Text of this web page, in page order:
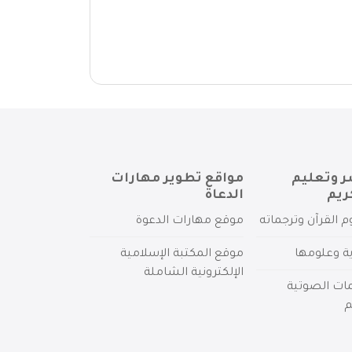
وتعليم
القرآن وترجماته
وعلومها
الصوتية
مواقع تطوير مهارات
الدعاة
موقع مهارات الدعوة
موقع المكتبة الإسلامية
الإلكترونية الشاملة